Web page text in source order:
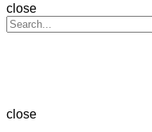
Search
close
Search
for:
close